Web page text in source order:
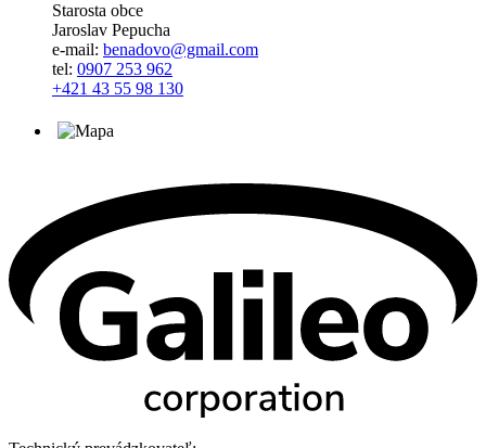
Starosta obce
Jaroslav Pepucha
e-mail: benadovo@gmail.com
tel: 0907 253 962
+421 43 55 98 130